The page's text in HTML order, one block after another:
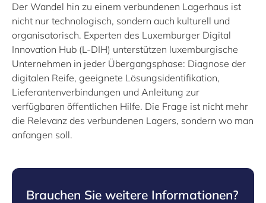
Der Wandel hin zu einem verbundenen Lagerhaus ist
nicht nur technologisch, sondern auch kulturell und
organisatorisch. Experten des Luxemburger Digital
Innovation Hub (L-DIH) unterstützen luxemburgische
Unternehmen in jeder Übergangsphase: Diagnose der
digitalen Reife, geeignete Lösungsidentifikation,
Lieferantenverbindungen und Anleitung zur
verfügbaren öffentlichen Hilfe. Die Frage ist nicht mehr
die Relevanz des verbundenen Lagers, sondern wo man
anfangen soll.
Brauchen Sie weitere Informationen?